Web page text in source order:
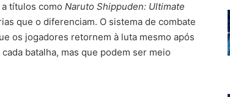
títulos como Naruto Shippuden: Ultimate
que o diferenciam. O sistema de combate
os jogadores retornem à luta mesmo após
batalha, mas que podem ser meio